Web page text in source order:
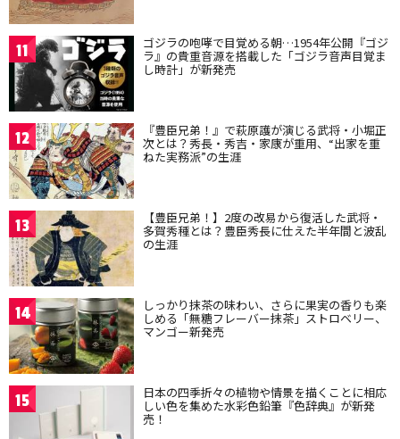
11 ゴジラの咆哮で目覚める朝…1954年公開『ゴジ
ラ』の貴重音源を搭載した「ゴジラ音声目覚ま
し時計」が新発売
12 『豊臣兄弟！』で萩原護が演じる武将・小堀正
次とは？秀長・秀吉・家康が重用、“出家を重
ねた実務派”の生涯
13 【豊臣兄弟！】2度の改易から復活した武将・
多賀秀種とは？豊臣秀長に仕えた半年間と波乱
の生涯
14 しっかり抹茶の味わい、さらに果実の香りも楽
しめる「無糖フレーバー抹茶」ストロベリー、
マンゴー新発売
15 日本の四季折々の植物や情景を描くことに相応
しい色を集めた水彩色鉛筆『色辞典』が新発
売！